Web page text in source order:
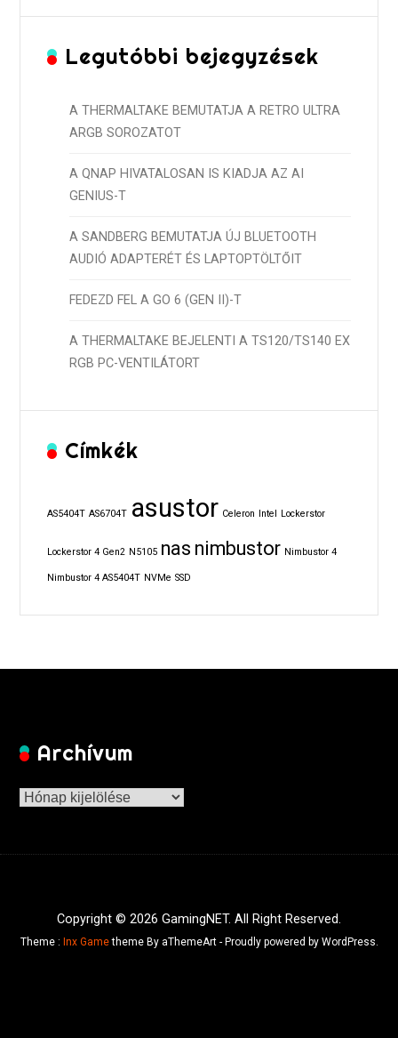
Legutóbbi bejegyzések
A THERMALTAKE BEMUTATJA A RETRO ULTRA
ARGB SOROZATOT
A QNAP HIVATALOSAN IS KIADJA AZ AI
GENIUS-T
A SANDBERG BEMUTATJA ÚJ BLUETOOTH
AUDIÓ ADAPTERÉT ÉS LAPTOPTÖLTŐIT
FEDEZD FEL A GO 6 (GEN II)-T
A THERMALTAKE BEJELENTI A TS120/TS140 EX
RGB PC-VENTILÁTORT
Címkék
AS5404T AS6704T asustor Celeron Intel Lockerstor
Lockerstor 4 Gen2 N5105 nas nimbustor Nimbustor 4
Nimbustor 4 AS5404T NVMe SSD
Archívum
Archívum
Copyright © 2026 GamingNET. All Right Reserved.
Theme : Inx Gametheme By aThemeArt - Proudly powered by WordPress.